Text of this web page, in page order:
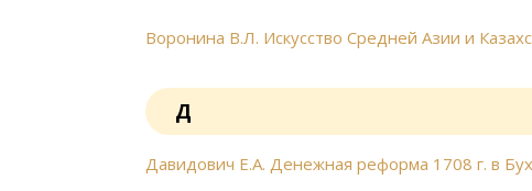
Воронина В.Л. Искусство Средней Азии и
Д
Давидович Е.А. Денежная реформа 1708 г. в